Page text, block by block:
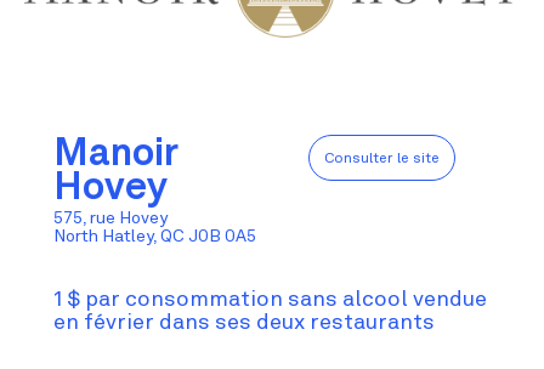
Manoir
Hovey
Consulter le site
575, rue Hovey
North Hatley, QC J0B 0A5
1 $ par consommation sans alcool vendue
en février dans ses deux restaurants